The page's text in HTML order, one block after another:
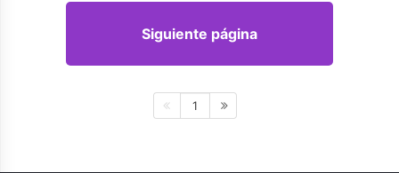
Siguiente página
1